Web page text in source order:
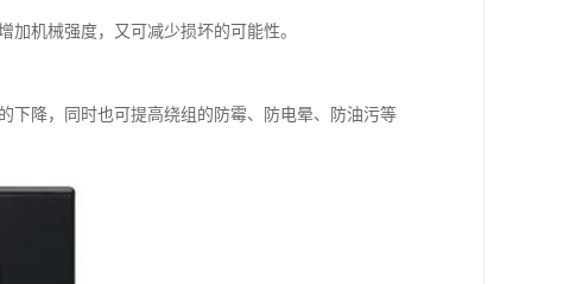
机械强度，又可减少损坏的可能性。
下降，同时也可提高绕组的防霉、防电晕、防油污等